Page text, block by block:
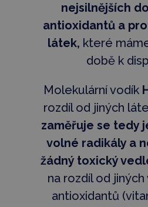
nejsilnějších
antioxidantů a
látek, které
době k
Molekulární vodík
rozdíl od jiných
zaměřuje se tedy
volné radikály a
žádný toxický
na rozdíl od
antioxidantů